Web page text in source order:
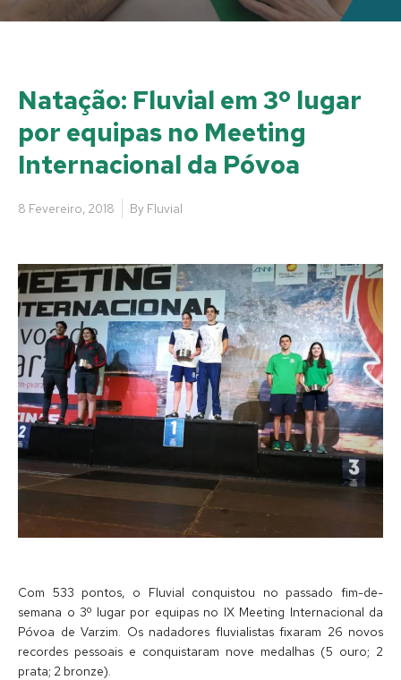
Natação: Fluvial em 3º lugar
por equipas no Meeting
Internacional da Póvoa
8 Fevereiro, 2018 By Fluvial
Com 533 pontos, o Fluvial conquistou no passado fim-de-
semana o 3º lugar por equipas no IX Meeting Internacional da
Póvoa de Varzim. Os nadadores fluvialistas fixaram 26 novos
recordes pessoais e conquistaram nove medalhas (5 ouro; 2
prata; 2 bronze).